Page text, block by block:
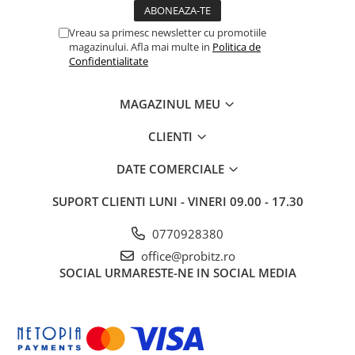
Tehnologie display: IPS
Tip rezolutie: Full HD
Rezolutie: 1920 x 1080
Tip iluminare fundal: WLED
Tip suprafata display: Anti-Glare
Timp de raspuns: 6 ms
Contrast tipic: 1500:1
Dimensiuni: 182.9 mm x 433.8 mm x 539.4 mm
Vreau sa primesc newsletter cu promotiile
magazinului. Afla mai multe in Politica de
Confidentialitate
MAGAZINUL MEU
CLIENTI
DATE COMERCIALE
SUPORT CLIENTI LUNI - VINERI 09.00 - 17.30
0770928380
office@probitz.ro
SOCIAL URMARESTE-NE IN SOCIAL MEDIA